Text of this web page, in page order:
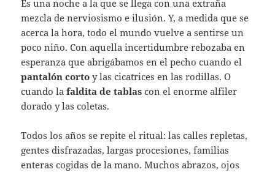
Es una noche a la que se llega con una extraña
mezcla de nerviosismo e ilusión. Y, a medida que se
acerca la hora, todo el mundo vuelve a sentirse un
poco niño. Con aquella incertidumbre rebozaba en
esperanza que abrigábamos en el pecho cuando el
pantalón corto y las cicatrices en las rodillas. O
cuando lafaldita de tablas con el enorme alfiler
dorado y las coletas.
Todos los años se repite el ritual: las calles repletas,
gentes disfrazadas, largas procesiones, familias
enteras cogidas de la mano. Muchos abrazos, ojos